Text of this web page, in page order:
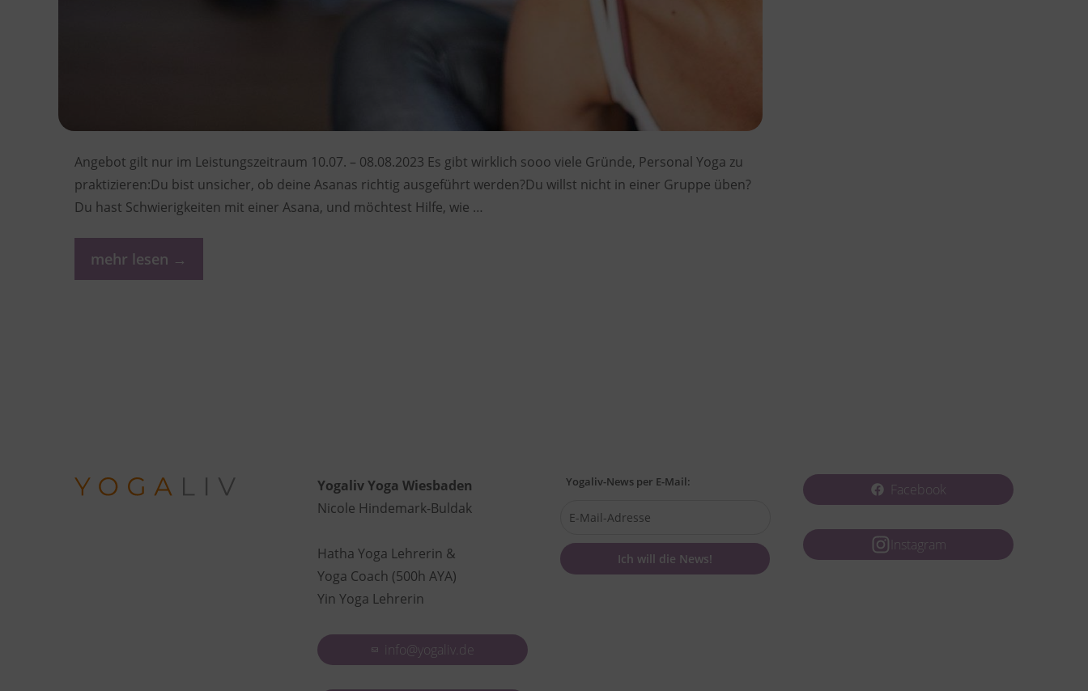
Angebot gilt nur im Leistungszeitraum 10.07. – 08.08.2023 Es gibt wirklich sooo viele Gründe, Personal Yoga zu
praktizieren:Du bist unsicher, ob deine Asanas richtig ausgeführt werden?Du willst nicht in einer Gruppe üben?
Du hast Schwierigkeiten mit einer Asana, und möchtest Hilfe, wie …
mehr lesen →
Yogaliv Yoga Wiesbaden
Nicole Hindemark-Buldak
Hatha Yoga Lehrerin &
Yoga Coach (500h AYA)
Yin Yoga Lehrerin
info@yogaliv.de
Yogaliv-News per E-Mail: Facebook
Instagram